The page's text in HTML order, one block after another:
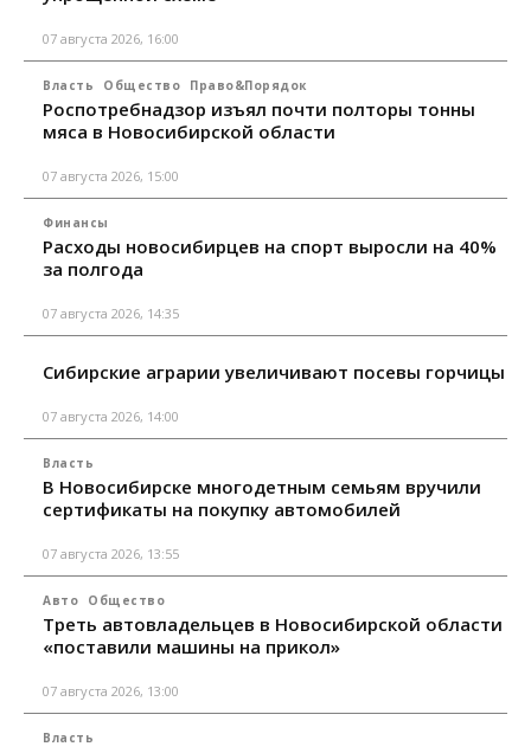
07 августа 2026, 16:00
Власть Общество Право&Порядок
Роспотребнадзор изъял почти полторы тонны
мяса в Новосибирской области
07 августа 2026, 15:00
Финансы
Расходы новосибирцев на спорт выросли на 40%
за полгода
07 августа 2026, 14:35
Сибирские аграрии увеличивают посевы горчицы
07 августа 2026, 14:00
Власть
В Новосибирске многодетным семьям вручили
сертификаты на покупку автомобилей
07 августа 2026, 13:55
Авто Общество
Треть автовладельцев в Новосибирской области
«поставили машины на прикол»
07 августа 2026, 13:00
Власть